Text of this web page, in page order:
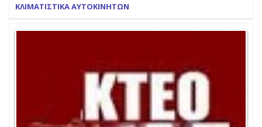
ΚΛΙΜΑΤΙΣΤΙΚΑ ΑΥΤΟΚΙΝΗΤΩΝ